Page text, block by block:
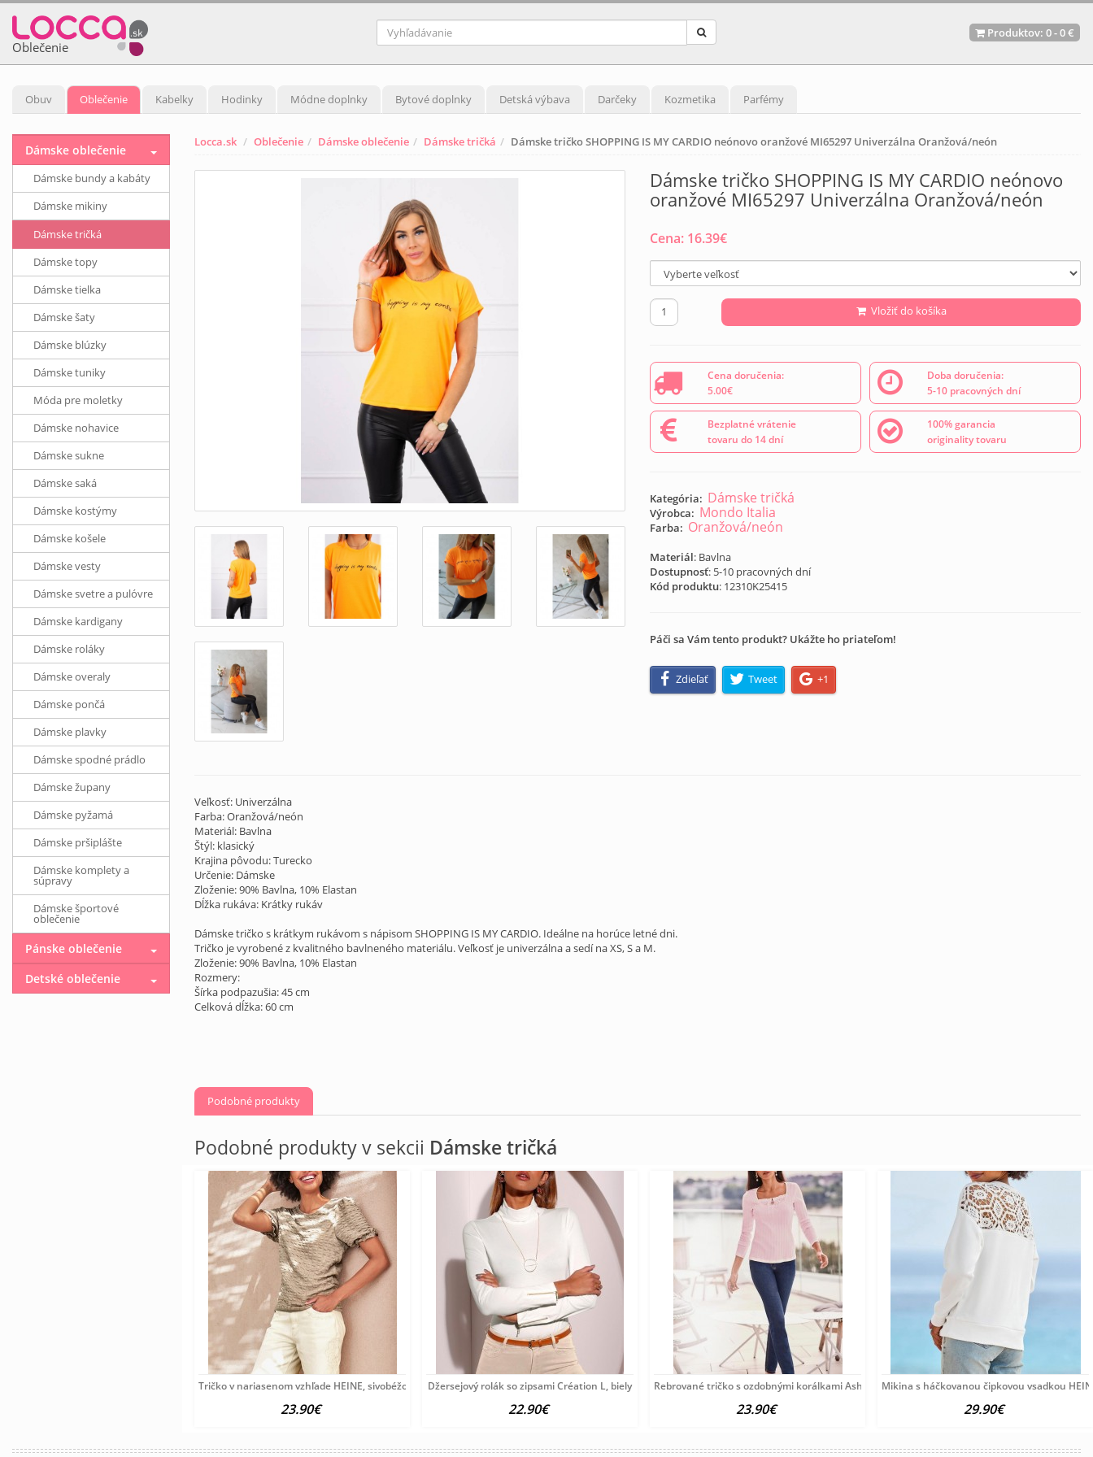
Oblečenie
Produktov: 0-0 €
Obuv Oblečenie Kabelky Hodinky Módne doplnky Bytové doplnky Detská výbava Darčeky Kozmetika Parfémy
Locca.sk Oblečenie Dámske oblečenie Dámske tričká Dámske tričko SHOPPING IS MY CARDIO neónovo oranžové MI65297 Univerzálna Oranžová/neón
Dámske tričko SHOPPING IS MY CARDIO neónovo
oranžové MI65297 Univerzálna Oranžová/neón
Cena: 16.39€
Vložiť do košíka
Cena doručenia:
5.00€
Doba doručenia:
5-10 pracovných dní
Bezplatné vrátenie
tovaru do 14 dní
100% garancia
originality tovaru
Kategória: Dámske tričká
Výrobca: Mondo Italia
Farba: Oranžová/neón
Materiál: Bavlna
Dostupnosť: 5-10 pracovných dní
Kód produktu: 12310K25415
Páči sa Vám tento produkt? Ukážte ho priateľom!
Zdieľať Tweet +1
Veľkosť: Univerzálna
Farba: Oranžová/neón
Materiál: Bavlna
Štýl: klasický
Krajina pôvodu: Turecko
Určenie: Dámske
Zloženie: 90% Bavlna, 10% Elastan
Dĺžka rukáva: Krátky rukáv
Dámske tričko s krátkym rukávom s nápisom SHOPPING IS MY CARDIO. Ideálne na horúce letné dni.
Tričko je vyrobené z kvalitného bavlneného materiálu. Veľkosť je univerzálna a sedí na XS, S a M.
Zloženie: 90% Bavlna, 10% Elastan
Rozmery:
Šírka podpazušia: 45 cm
Celková dĺžka: 60 cm
Podobné produkty
Podobné produkty v sekcii Dámske tričká
Tričko v nariasenom vzhľade HEINE, sivobéžové
23.90€
Džersejový rolák so zipsami Création L, biely
22.90€
Rebrované tričko s ozdobnými korálkami Ashley Brooke, ružové
23.90€
Mikina s háčkovanou čipkovou vsadkou
29.90€
Dámske oblečenie
Dámske bundy a kabáty
Dámske mikiny
Dámske tričká
Dámske topy
Dámske tielka
Dámske šaty
Dámske blúzky
Dámske tuniky
Móda pre moletky
Dámske nohavice
Dámske sukne
Dámske saká
Dámske kostýmy
Dámske košele
Dámske vesty
Dámske svetre a pulóvre
Dámske kardigany
Dámske roláky
Dámske overaly
Dámske pončá
Dámske plavky
Dámske spodné prádlo
Dámske župany
Dámske pyžamá
Dámske pršiplášte
Dámske komplety a
súpravy
Dámske športové
oblečenie
Pánske oblečenie
Detské oblečenie